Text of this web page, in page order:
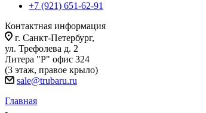
+7 (921) 651-62-91
Контактная информация
г. Санкт-Петербург,
ул. Трефолева д. 2
Литера "Р" офис 324
(3 этаж, правое крыло)
sale@trubaru.ru
Главная